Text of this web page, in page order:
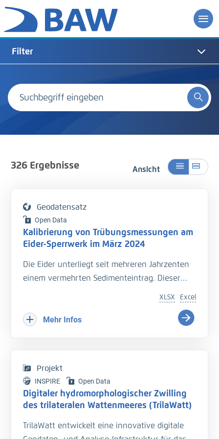
Filter
326Ergebnisse Ansicht
Geodatensatz
Open Data
Kalibrierung von Trübungsmessungen am
Eider-Sperrwerk im März 2024
Die Eider unterliegt seit mehreren Jahrzenten
einem vermehrten Sedimenteintrag. Dieser
Hinterlandes so wie die Schiffbarkeit des
Bundeswasserstraße.
der Entwässerung des Hinterlandes führt. Das
Kooperationsprojekt „Zukunft Eider“ wurde
geschaffen um Vorarbeiten zu leisten, welche
Anpassungen und Erweiterungen der
Excel
XLSX
Mehr Infos
Projekt
INSPIRE Open Data
Digitaler hydromorphologischer Zwilling
des trilateralen Wattenmeeres (TrilaWatt)
TrilaWatt entwickelt eine innovative digitale